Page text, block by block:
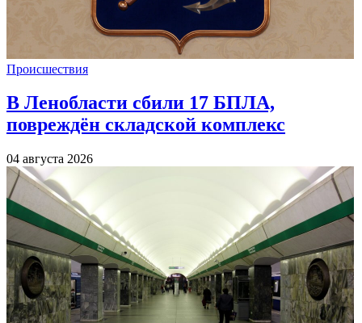
Происшествия
В Ленобласти сбили 17 БПЛА,
повреждён складской комплекс
04 августа 2026